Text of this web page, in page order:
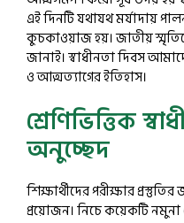
এই দিনটি যথাযথ মর্যাদায়
কুচকাওয়াজ হয়। জাতীয়
জানাই। স্বাধীনতা দিবস
ও আত্মত্যাগের ইতিহাস।
শ্রেণিভিত্তিক
অনুচ্ছেদ
শিক্ষার্থীদের পরীক্ষার
প্রয়োজন। নিচে কয়েকটি নমুনা